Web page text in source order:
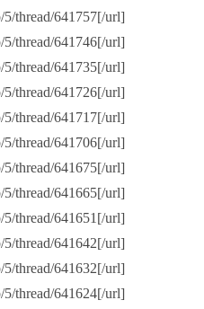
thread/641757[/url]
thread/641746[/url]
thread/641735[/url]
thread/641726[/url]
thread/641717[/url]
thread/641706[/url]
thread/641675[/url]
thread/641665[/url]
thread/641651[/url]
thread/641642[/url]
thread/641632[/url]
thread/641624[/url]